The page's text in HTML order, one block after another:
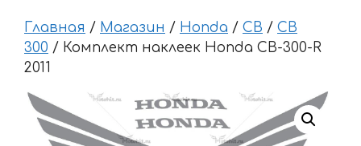
Главная / Магазин / Honda / CB / CB
300 / Комплект наклеек Honda CB-300-R
2011